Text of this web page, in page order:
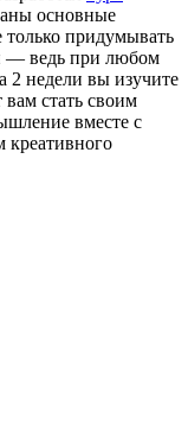
основные
придумывать
— ведь при любом
2 недели вы изучите
стать своим
вместе с
креативного